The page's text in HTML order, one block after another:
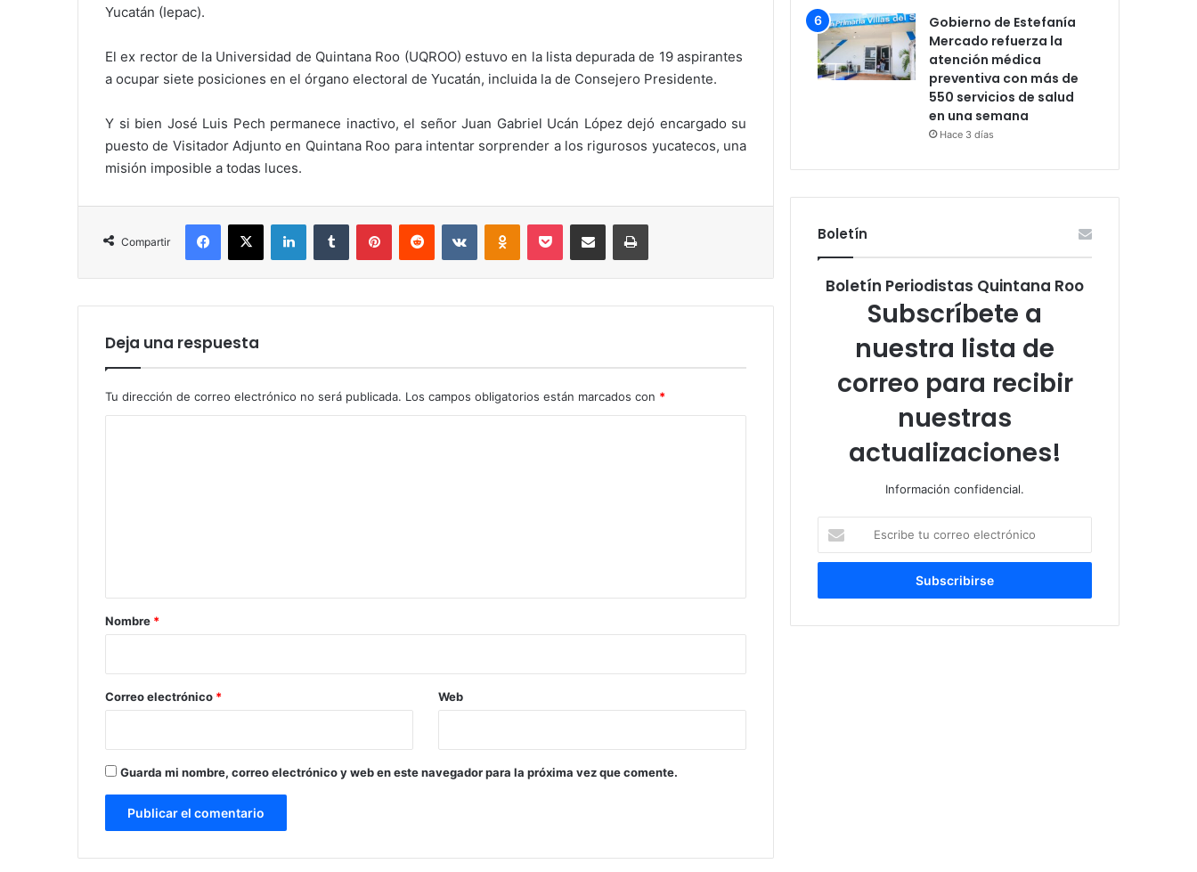
Yucatán (Iepac).
El ex rector de la Universidad de Quintana Roo (UQROO) estuvo en la lista depurada de 19 aspirantes
a ocupar siete posiciones en el órgano electoral de Yucatán, incluida la de Consejero Presidente.
Y si bien José Luis Pech permanece inactivo, el señor Juan Gabriel Ucán López dejó encargado su
puesto de Visitador Adjunto en Quintana Roo para intentar sorprender a los rigurosos yucatecos, una
misión imposible a todas luces.
Compartir
Facebook
X LinkedInTumblr PinterestReddit VKontakteOdnoklassniki
Pocket Compartir por correo electrónicoImprimir
Deja una respuesta
Tu dirección de correo electrónico no será publicada. Los campos obligatorios están marcados con *
r
*
Nombre *
Correo electrónico * Web
Guarda mi nombre, correo electrónico y web en este navegador para la próxima vez que comente.
Gobierno de Estefanía
Mercado refuerza la
atención médica
preventiva con más de
550 servicios de salud
en una semana
Hace 3 días
Boletín
Boletín Periodistas Quintana Roo
Subscríbete a
nuestra lista de
correo para recibir
nuestras
actualizaciones!
Información confidencial.
tu
correo